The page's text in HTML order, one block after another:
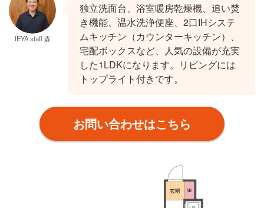
IEYA staff 森
独立洗面台、浴室暖房乾燥機、追い焚
き機能、温水洗浄便座、2口IHシステ
ムキッチン（カウンターキッチン）、
宅配ボックスなど、人気の設備が充実
した1LDKになります。リビングには
トップライト付きです。
お問い合わせはこちら